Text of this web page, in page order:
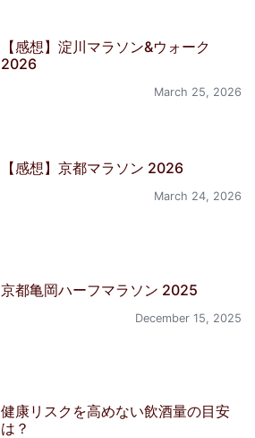
【感想】淀川マラソン&ウォーク
2026
March 25, 2026
【感想】京都マラソン 2026
March 24, 2026
京都亀岡ハーフマラソン 2025
December 15, 2025
健康リスクを高めない飲酒量の目安
は？